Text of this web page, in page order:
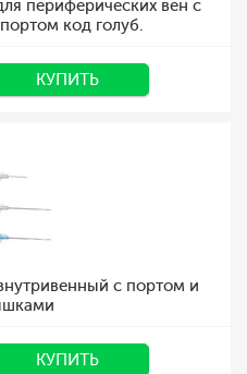
периферических вен с
код голуб.
КУПИТЬ
с портом и
КУПИТЬ